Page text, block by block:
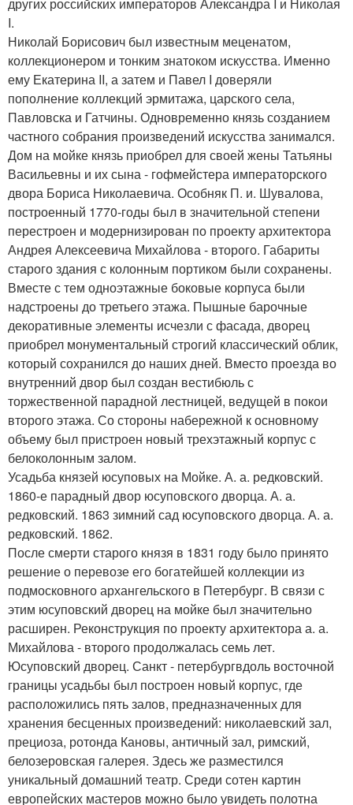
других российских императоров Александра I и Николая
I.
Николай Борисович был известным меценатом,
коллекционером и тонким знатоком искусства. Именно
ему Екатерина II, а затем и Павел I доверяли
пополнение коллекций эрмитажа, царского села,
Павловска и Гатчины. Одновременно князь созданием
частного собрания произведений искусства занимался.
Дом на мойке князь приобрел для своей жены Татьяны
Васильевны и их сына - гофмейстера императорского
двора Бориса Николаевича. Особняк П. и. Шувалова,
построенный 1770-годы был в значительной степени
перестроен и модернизирован по проекту архитектора
Андрея Алексеевича Михайлова - второго. Габариты
старого здания с колонным портиком были сохранены.
Вместе с тем одноэтажные боковые корпуса были
надстроены до третьего этажа. Пышные барочные
декоративные элементы исчезли с фасада, дворец
приобрел монументальный строгий классический облик,
который сохранился до наших дней. Вместо проезда во
внутренний двор был создан вестибюль с
торжественной парадной лестницей, ведущей в покои
второго этажа. Со стороны набережной к основному
объему был пристроен новый трехэтажный корпус с
белоколонным залом.
Усадьба князей юсуповых на Мойке. А. а. редковский.
1860-е парадный двор юсуповского дворца. А. а.
редковский. 1863 зимний сад юсуповского дворца. А. а.
редковский. 1862.
После смерти старого князя в 1831 году было принято
решение о перевозе его богатейшей коллекции из
подмосковного архангельского в Петербург. В связи с
этим юсуповский дворец на мойке был значительно
расширен. Реконструкция по проекту архитектора а. а.
Михайлова - второго продолжалась семь лет.
Юсуповский дворец. Санкт - петербургвдоль восточной
границы усадьбы был построен новый корпус, где
расположились пять залов, предназначенных для
хранения бесценных произведений: николаевский зал,
прециоза, ротонда Кановы, античный зал, римский,
белозеровская галерея. Здесь же разместился
уникальный домашний театр. Среди сотен картин
европейских мастеров можно было увидеть полотна